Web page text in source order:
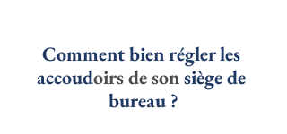
Comment bien régler les
accoudoirs de son siège de
bureau ?